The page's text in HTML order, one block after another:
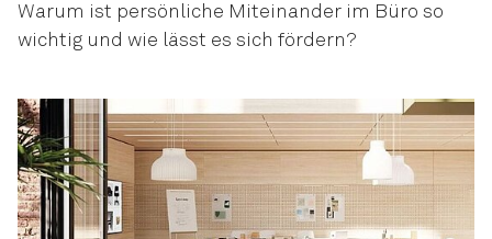
Warum ist persönliche Miteinander im Büro so
wichtig und wie lässt es sich fördern?